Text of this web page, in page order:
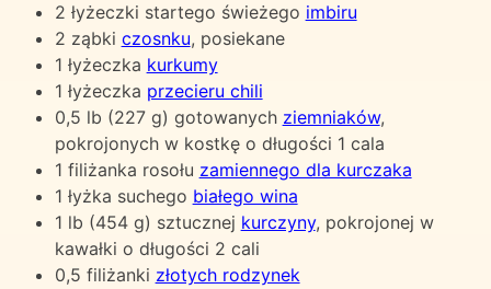
2 łyżeczki startego świeżego imbiru
2 ząbki czosnku, posiekane
1 łyżeczka kurkumy
1 łyżeczka przecieru chili
0,5 lb (227 g) gotowanych ziemniaków,
pokrojonych w kostkę o długości 1 cala
1 filiżanka rosołu zamiennego dla kurczaka
1 łyżka suchego białego wina
1 lb (454 g) sztucznej kurczyny, pokrojonej w
kawałki o długości 2 cali
0,5 filiżanki złotych rodzynek